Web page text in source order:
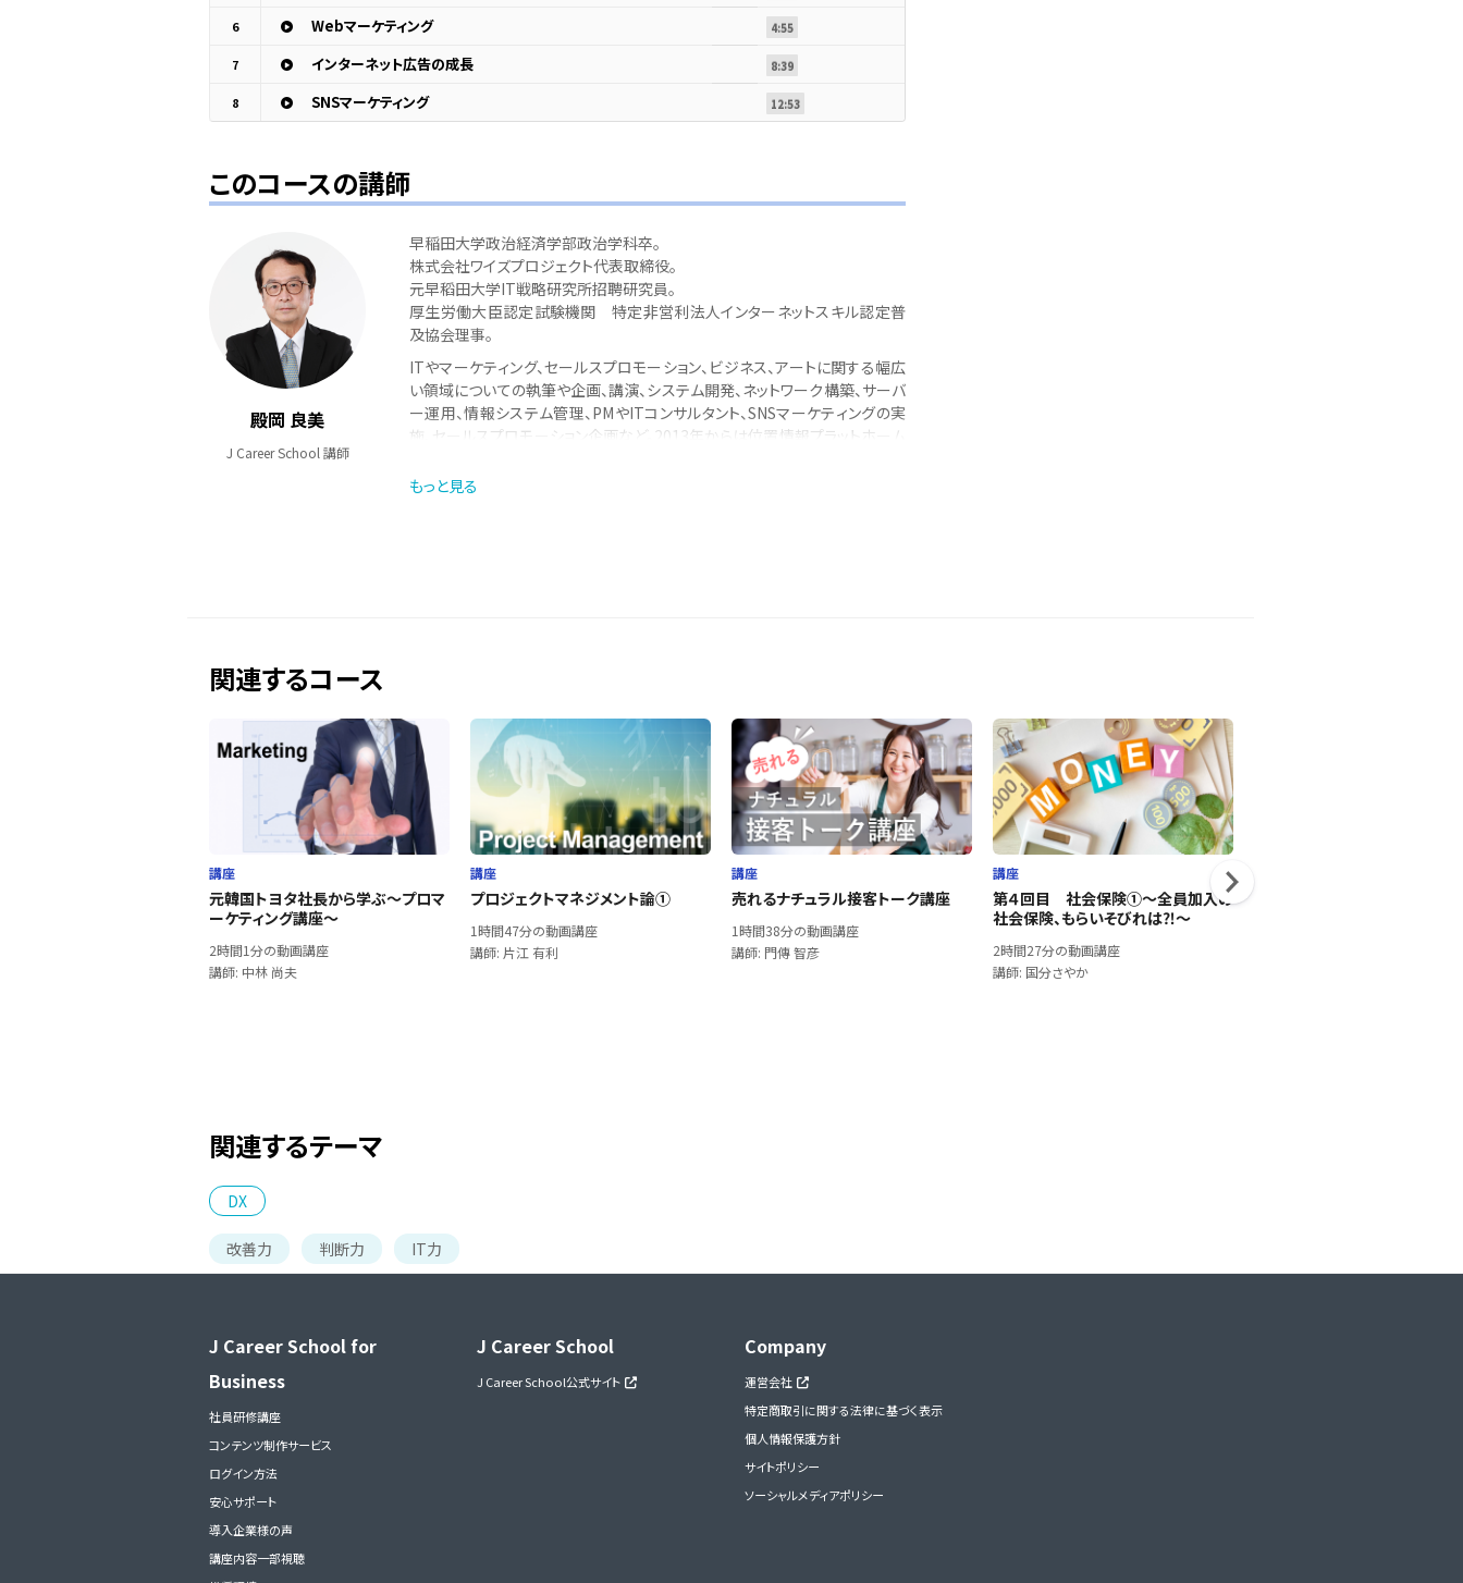
6 Webマーケティング 4:55
7 インターネット広告の成長 8:39
8 SNSマーケティング 12:53
このコースの講師
殿岡 良美
J Career School 講師
早稲田大学政治経済学部政治学科卒。
株式会社ワイズプロジェクト代表取締役。
元早稻田大学IT戦略研究所招聘研究員。
厚生労働大臣認定試験機関 特定非営利法人インターネットスキル認定普
及協会理事。
ITやマーケティング、セールスプロモーション、ビジネス、アートに関する幅広
い領域についての執筆や企画、講演、システム開発、ネットワーク構築、サーバ
ー運用、情報システム管理、PMやITコンサルタント、SNSマーケティングの実
施、セールスプロモーション企画など。2013年からは位置情報プラットホーム
BlogやWebメディアでのIT関連の著述や撮影も多く担当している。
もっと見る
関連するコース
講座
元韓国トヨタ社長から学ぶ～プロマ
ーケティング講座～
2時間1分の動画講座
講師: 中林 尚夫
講座
プロジェクトマネジメント論①
1時間47分の動画講座
講師: 片江 有利
講座
売れるナチュラル接客トーク講座
1時間38分の動画講座
講師: 門傳 智彦
講座
第４回目 社会保険①～全員加入の
社会保険、もらいそびれは⁈～
2時間27分の動画講座
講師: 国分さやか
関連するテーマ
DX
改善力 判断力 IT力
J Career School for
Business
社員研修講座
コンテンツ制作サービス
ログイン方法
安心サポート
導入企業様の声
講座内容一部視聴
J Career School
J Career School公式サイト
Company
運営会社
特定商取引に関する法律に基づく表示
個人情報保護方針
サイトポリシー
ソーシャルメディアポリシー